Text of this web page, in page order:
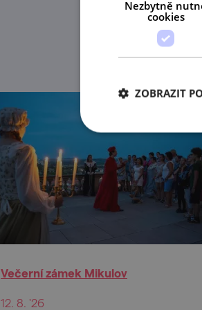
Večerní zámek Mikulov
12. 8. '26
Nezbytně
cookies
ZOBRAZIT